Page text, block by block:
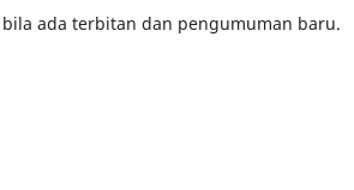
ada terbitan dan pengumuman baru.